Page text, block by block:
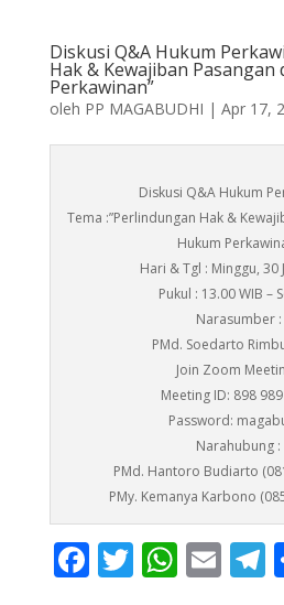
e
b
o
o
itt
er
at
s
A
p
p
ai
l
e
a
Diskusi Q&A Hukum
Hak & Kewajiban Pasangan
Perkawinan”
oleh PP MAGABUDHI | Apr 17,
Diskusi Q&A Hukum
Tema :”Perlindungan Hak &
Hukum
Hari & Tgl : Minggu, 30
Pukul : 13.00 WIB –
Narasumber :
PMd. Soedarto
Join Zoom
Meeting ID: 898
Password:
Narahubung :
PMd. Hantoro Budiarto
PMy. Kemanya Karbono
F T W E